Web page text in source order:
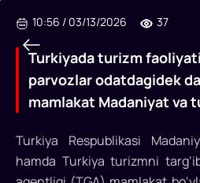
10:56 / 03/13/2026 37
Turkiyada turizm
parvozlar odatdagidek
mamlakat Madaniyat va
Turkiya Respublikasi
hamda Turkiya turizmni